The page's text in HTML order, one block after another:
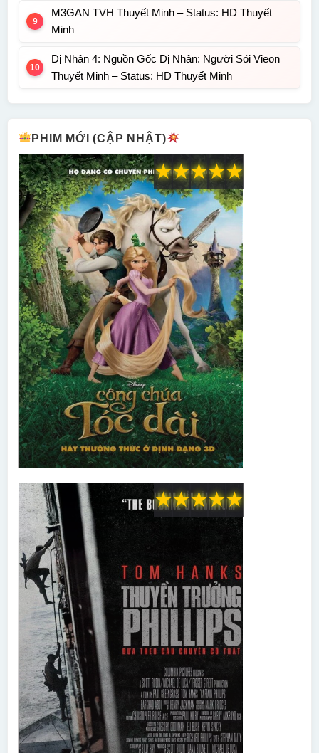
M3GAN TVH Thuyết Minh – Status: HD Thuyết
Minh
Dị Nhân 4: Nguồn Gốc Dị Nhân: Người Sói Vieon
Thuyết Minh – Status: HD Thuyết Minh
PHIM MỚI (CẬP NHẬT)
★
★
★
★
★
★
★
★
★
★